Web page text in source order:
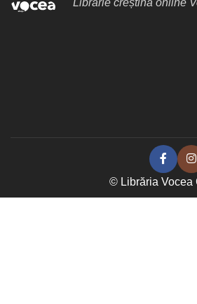
Librărie creștină online
© Librăria Vocea